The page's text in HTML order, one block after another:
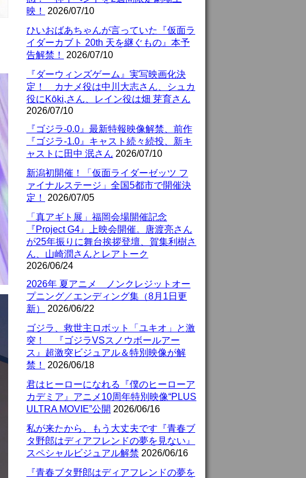
映！
2026/07/10
ひいおばあちゃんが言っていた『仮面ラ
イダーカブト 20th 天を継ぐもの』本予
告解禁！
2026/07/10
『ダーウィンズゲーム』実写映画化決
定！ カナメ役は中川大志さん、シュカ
役にKōki,さん、レイン役は畑 芽育さん
2026/07/10
『ゴジラ-0.0』最新特報映像解禁、前作
『ゴジラ-1.0』キャスト続々続投、新キ
ャストに田中 泯さん 2026/07/10
新潟初開催！「仮面ライダーゼッツ フ
ァイナルステージ」全国5都市で開催決
定！
2026/07/05
「真アギト展」福岡会場開催記念
『Project G4』上映会開催。唐渡亮さん
が25年振りに舞台挨拶登壇、賀集利樹さ
ん、山崎潤さんとレアトーク
2026/06/24
2026年 夏アニメ ノンクレジットオー
プニング／エンディング集（8月1日更
新）
2026/06/22
ゴジラ、救世主ロボット「ユキオ」と激
突！ 『ゴジラVSスノウボールアー
ス』超激突ビジュアル＆特別映像が解
禁！
2026/06/18
君はヒーローになれる『僕のヒーローア
カデミア』アニメ10周年特別映像“PLUS
ULTRA MOVIE”公開 2026/06/16
私が来たから、もう大丈夫です『青春ブ
タ野郎はディアフレンドの夢を見ない』
スペシャルビジュアル解禁 2026/06/16
『青春ブタ野郎はディアフレンドの夢を